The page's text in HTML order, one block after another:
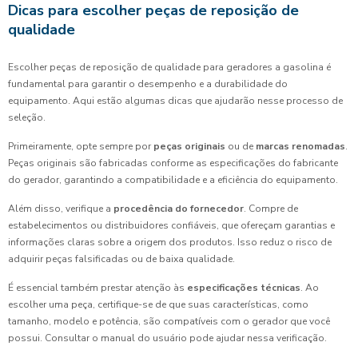
Dicas para escolher peças de reposição de
qualidade
Escolher peças de reposição de qualidade para geradores a gasolina é
fundamental para garantir o desempenho e a durabilidade do
equipamento. Aqui estão algumas dicas que ajudarão nesse processo de
seleção.
Primeiramente, opte sempre por peças originais ou de marcas renomadas.
Peças originais são fabricadas conforme as especificações do fabricante
do gerador, garantindo a compatibilidade e a eficiência do equipamento.
Além disso, verifique a procedência do fornecedor. Compre de
estabelecimentos ou distribuidores confiáveis, que ofereçam garantias e
informações claras sobre a origem dos produtos. Isso reduz o risco de
adquirir peças falsificadas ou de baixa qualidade.
É essencial também prestar atenção às especificações técnicas. Ao
escolher uma peça, certifique-se de que suas características, como
tamanho, modelo e potência, são compatíveis com o gerador que você
possui. Consultar o manual do usuário pode ajudar nessa verificação.